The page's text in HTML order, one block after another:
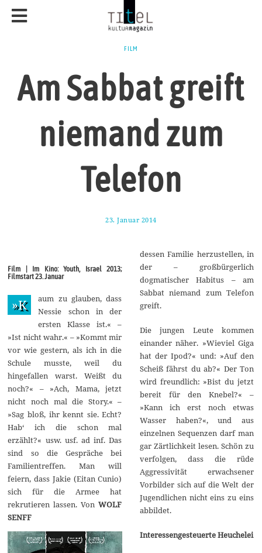
FILM
Am Sabbat greift
niemand zum
Telefon
23. Januar 2014
b
a
r
2
0
Film | Im Kino: Youth, Israel 2013;
Filmstart 23. Januar
»K
aum zu glauben, dass
Nessie schon in der
ersten Klasse ist.« –
»Ist nicht wahr.« – »Kommt mir
vor wie gestern, als ich in die
Schule musste, weil du
hingefallen warst. Weißt du
noch?« – »Ach, Mama, jetzt
nicht noch mal die Story.« –
»Sag bloß, ihr kennt sie. Echt?
Hab‘ ich die schon mal
erzählt?« usw. usf. ad inf. Das
sind so die Gespräche bei
Familientreffen. Man will
feiern, dass Jakie (Eitan Cunio)
sich für die Armee hat
rekrutieren lassen. VonWOLF
SENFF
dessen Familie herzustellen, in
der – großbürgerlich
dogmatischer Habitus – am
Sabbat niemand zum Telefon
greift.
Die jungen Leute kommen
einander näher. »Wieviel Giga
hat der Ipod?« und: »Auf den
Scheiß fährst du ab?« Der Ton
wird freundlich: »Bist du jetzt
bereit für den Knebel?« –
»Kann ich erst noch etwas
Wasser haben?«, und aus
einzelnen Sequenzen darf man
gar Zärtlichkeit lesen. Schön zu
verfolgen, dass die rüde
Aggressivität erwachsener
Vorbilder sich auf die Welt der
Jugendlichen nicht eins zu eins
abbildet.
Interessengesteuerte Heuchelei